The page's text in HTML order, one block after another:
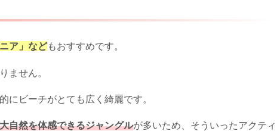
ア」などもおすすめです。
ません。
にビーチがとても広く綺麗です。
大自然を体感できるジャングルが多いため、そういったアクティ